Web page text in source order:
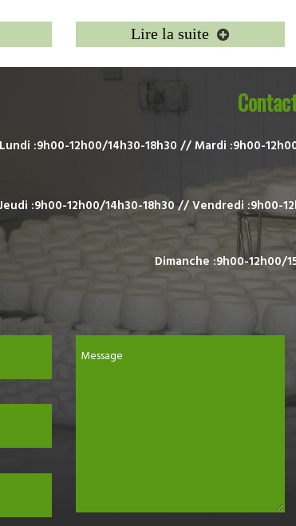
Lire la suite
Lundi :9h00-12h00/14h30-18h30 //Mardi :9h00-
:9h00-12h00/14h30-18h30 //Vendredi :9h00-
Dimanche :9h00-12h00/
Message